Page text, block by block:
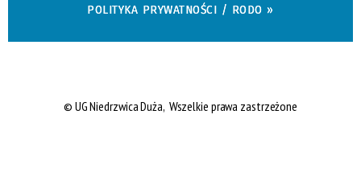
POLITYKA PRYWATNOŚCI / RODO »
© UG Niedrzwica Duża, Wszelkie prawa zastrzeżone